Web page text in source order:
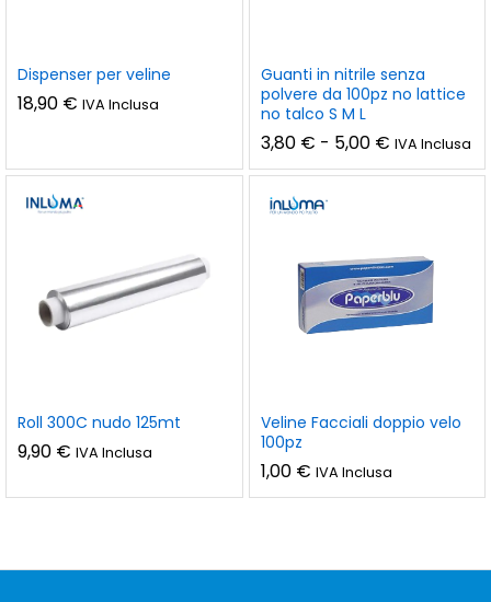
Dispenser per veline
18,90 € IVA Inclusa
Guanti in nitrile senza
polvere da 100pz no lattice
no talco S M L
3,80 € - 5,00 €Fascia
prezzo:
IVA Inclusa
Roll 300C nudo 125mt
9,90 € IVA Inclusa
Veline Facciali doppio velo
100pz
1,00 € IVA Inclusa